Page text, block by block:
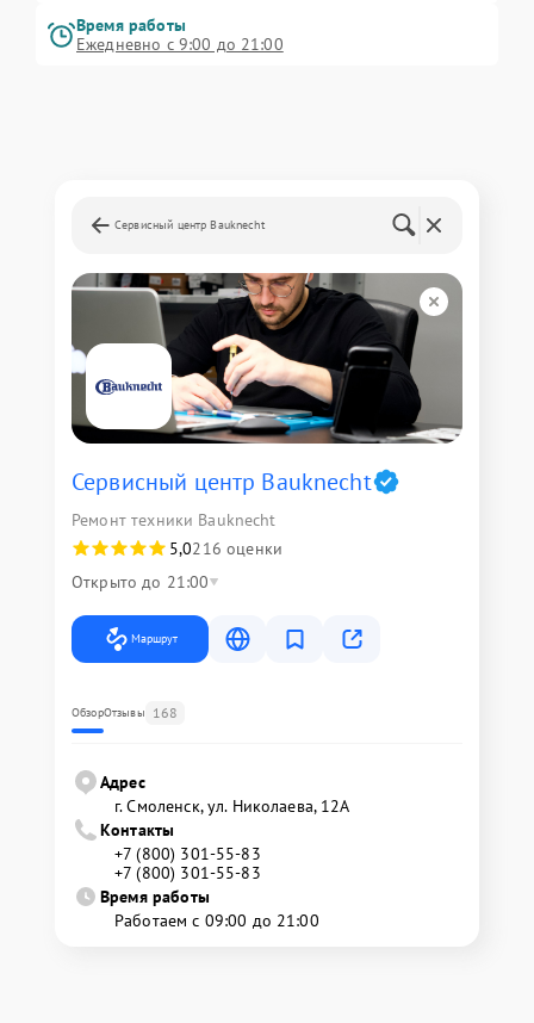
Время работы
Ежедневно с 9:00 до 21:00
Сервисный центр Bauknecht
Сервисный центр Bauknecht
Ремонт техники Bauknecht
5,0216 оценки
Открыто до 21:00
Маршрут
ОбзорОтзывы 168
Адрес
г. Смоленск, ул. Николаева, 12А
Контакты
+7 (800) 301-55-83
+7 (800) 301-55-83
Время работы
Работаем с 09:00 до 21:00